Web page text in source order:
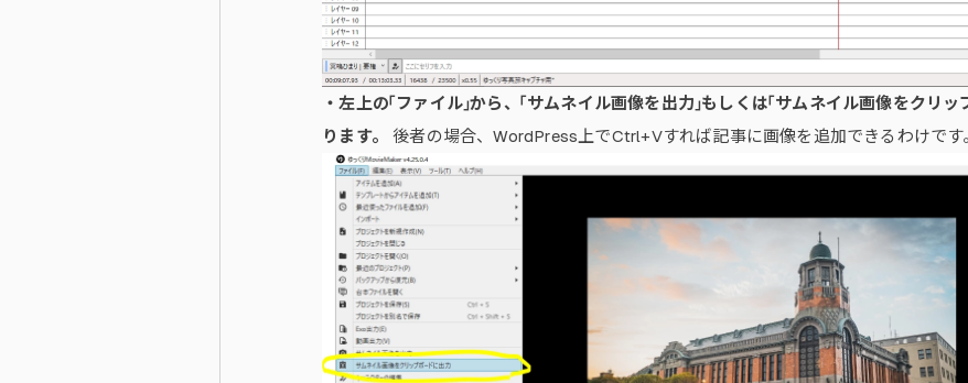
・左上の「ファイル」から、「サムネイル画像を出力」もしくは「サムネイル画像をク
ります。
後者の場合、WordPress上でCtrl+Vすれば記事に画像を追加できるわけです